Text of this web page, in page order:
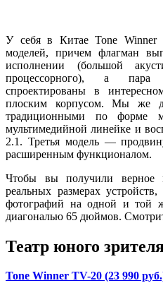
У себя в Китае Tone Winner
моделей, причем флагман
исполнении (большой
процессорного), а пара
спроектированы в
плоским корпусом. Мы же
традиционными по форме
мультимедийной линейке и
2.1. Третья модель —
расширенным функционалом.
Чтобы вы получили верное
реальных размерах
фотографий на одной и той
диагональю 65 дюймов.
Театр юного
Tone Winner TV-20 (23 990